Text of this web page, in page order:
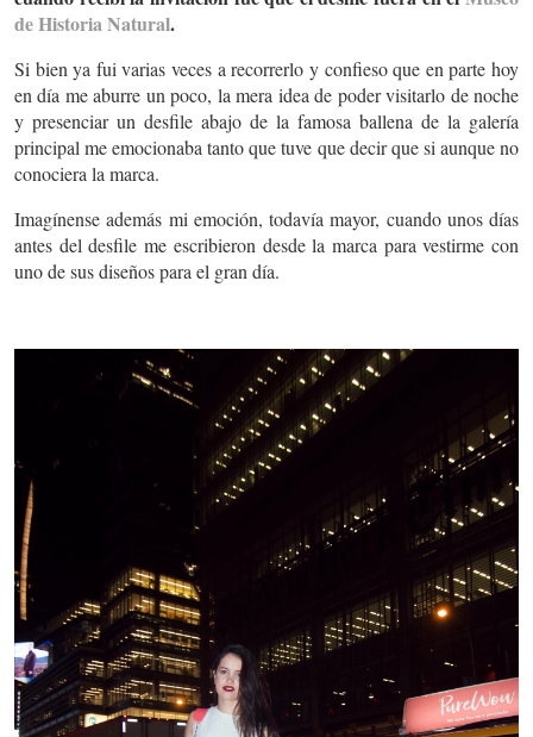
de Historia Natural.
Si bien ya fui varias veces a recorrerlo y confieso que en parte hoy
en día me aburre un poco, la mera idea de poder visitarlo de noche
y presenciar un desfile abajo de la famosa ballena de la galería
principal me emocionaba tanto que tuve que decir que si aunque no
conociera la marca.
Imagínense además mi emoción, todavía mayor, cuando unos días
antes del desfile me escribieron desde la marca para vestirme con
uno de sus diseños para el gran día.